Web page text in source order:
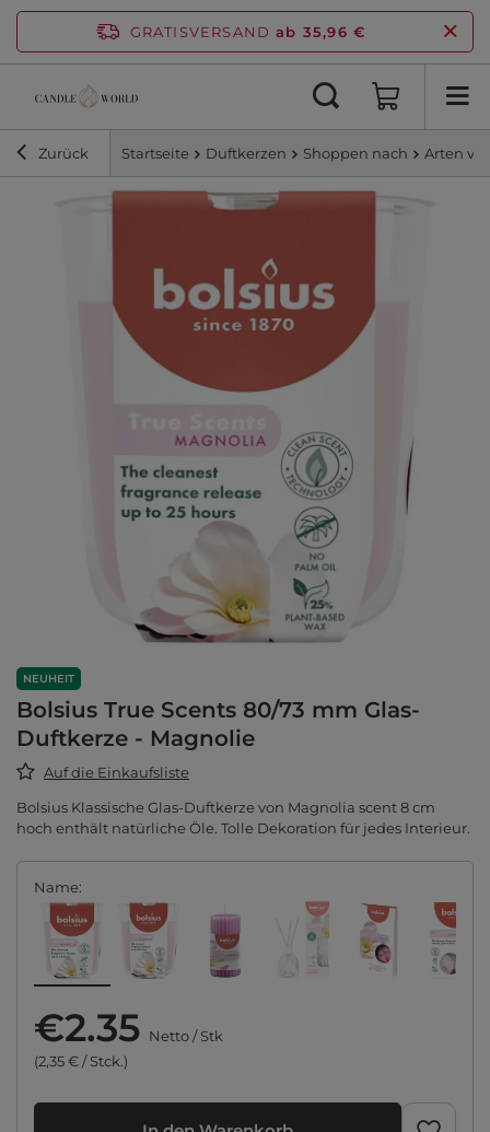
GRATISVERSAND ab 35,96 €
Zurück Startseite Duftkerzen Shoppen nach Arten
NEUHEIT
Bolsius True Scents 80/73 mm Glas-
Duftkerze - Magnolie
Auf die Einkaufsliste
Bolsius Klassische Glas-Duftkerze von Magnolia scent 8 cm
hoch enthält natürliche Öle. Tolle Dekoration für jedes Interieur.
Name
€2.35 Netto/Stk
(2,35 € / Stck.)